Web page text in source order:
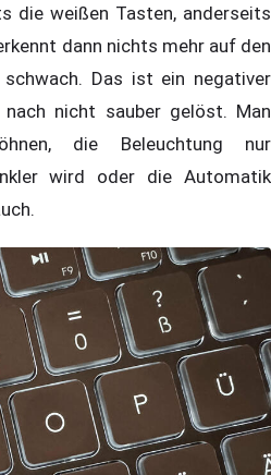
die weißen Tasten, anderseits
dann nichts mehr auf den
Das ist ein negativer
nicht sauber gelöst. Man
die Beleuchtung nur
wird oder die Automatik